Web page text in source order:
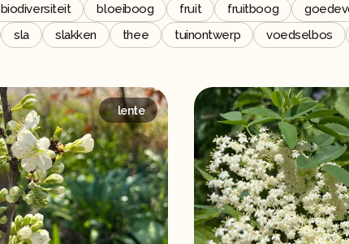
biodiversiteit bloeiboog fruit fruitboog
sla slakken thee tuinontwerp voedselbos
lente